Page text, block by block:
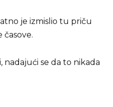
je izmislio tu priču
časove.
nadajući se da to nikada